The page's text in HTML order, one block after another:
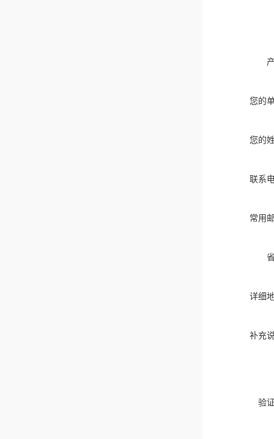
您的
您的
联系
常用
详细
补充
验